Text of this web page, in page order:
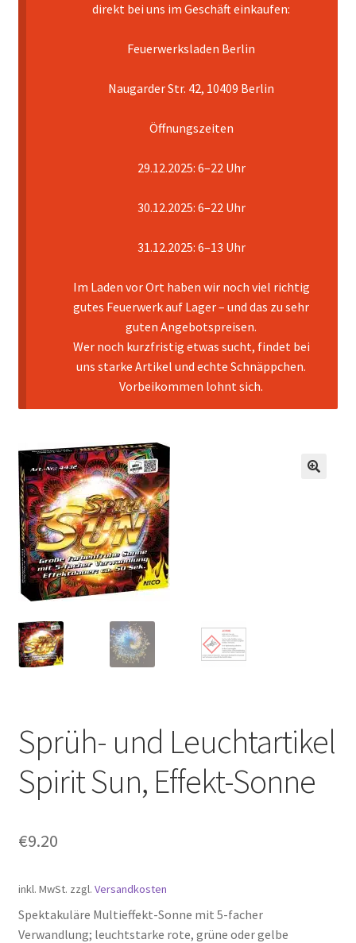
Pyrotechniker buchen
direkt bei uns im Geschäft einkaufen:
Feuerwerksladen Berlin
Naugarder Str. 42, 10409 Berlin
Öffnungszeiten
29.12.2025: 6–22 Uhr
30.12.2025: 6–22 Uhr
31.12.2025: 6–13 Uhr
Im Laden vor Ort haben wir noch viel richtig
gutes Feuerwerk auf Lager – und das zu sehr
guten Angebotspreisen.
Wer noch kurzfristig etwas sucht, findet bei
uns starke Artikel und echte Schnäppchen.
Vorbeikommen lohnt sich.
Sprüh- und Leuchtartikel
Spirit Sun, Effekt-Sonne
€9.20
inkl. MwSt. zzgl. Versandkosten
Spektakuläre Multieffekt-Sonne mit 5-facher
Verwandlung; leuchtstarke rote, grüne oder gelbe